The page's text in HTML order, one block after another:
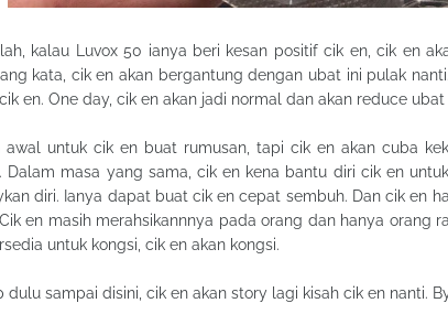
kalau Luvox 50 ianya beri kesan positif cik en, cik en
kata, cik en akan bergantung dengan ubat ini pulak
en. One day, cik en akan jadi normal dan akan reduce
awal untuk cik en buat rumusan, tapi cik en akan cuba
Dalam masa yang sama, cik en kena bantu diri cik en
diri. Ianya dapat buat cik en cepat sembuh. Dan cik en
en masih merahsikannnya pada orang dan hanya orang
untuk kongsi, cik en akan kongsi.
dulu sampai disini, cik en akan story lagi kisah cik en nanti.